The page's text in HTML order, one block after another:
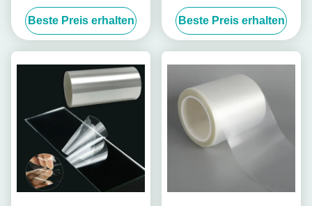
zum Laserschneiden
Beste Preis erhalten
Film schützt Bildschirm
Beste Preis erhalten